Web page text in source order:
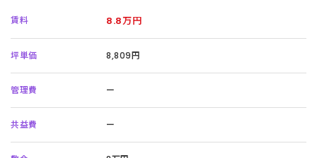
賃料 8.8万円
坪単価 8,809円
管理費 ー
共益費 ー